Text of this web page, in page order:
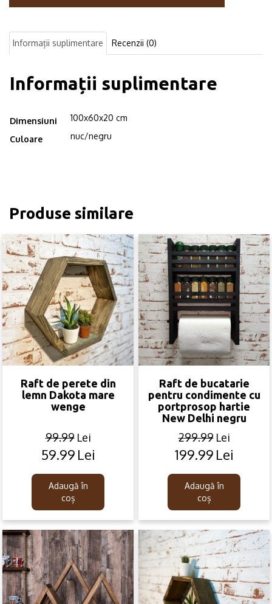
industrial,
100x60x20
cm,
Informații suplimentare Recenzii (0)
Informații suplimentare
Dimensiuni 100x60x20 cm
Culoare nuc/negru
Produse similare
Raft de perete din
lemn Dakota mare
wenge
99.99 Lei
Original
was:
99.99lei.
59.99 Lei
Current
is:
59.99lei.
Adaugă în
coș
Raft de bucatarie
pentru condimente cu
portprosop hartie
New Delhi negru
299.99 Lei
Original
was:
299.99lei.
199.99 Lei
Current
is:
199.99lei.
Adaugă în
coș